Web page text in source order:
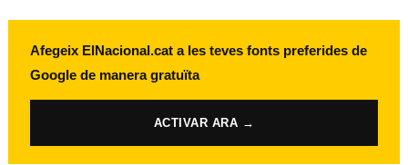
Afegeix ElNacional.cat a les teves fonts preferides de
Google de manera gratuïta
ACTIVAR ARA →